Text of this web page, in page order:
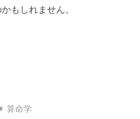
もしれません。
算命学